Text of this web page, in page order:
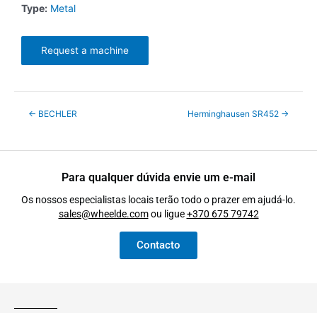
Type: Metal
Request a machine
← BECHLER Herminghausen SR452 →
Para qualquer dúvida envie um e-mail
Os nossos especialistas locais terão todo o prazer em ajudá-lo.
sales@wheelde.comou ligue+370 675 79742
Contacto